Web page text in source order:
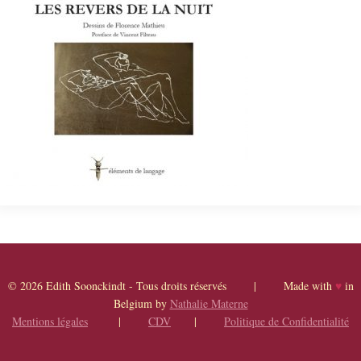
© 2026 Edith Soonckindt - Tous droits réservés | Made with ♥in
Belgium by Nathalie Materne
Mentions légales | CDV | Politique de Confidentialité